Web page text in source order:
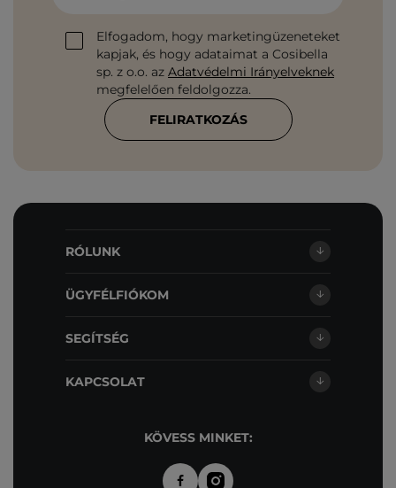
Elfogadom, hogy marketingüzeneteket
kapjak, és hogy adataimat a Cosibella
sp. z o.o. az Adatvédelmi Irányelveknek
megfelelően feldolgozza.
FELIRATKOZÁS
RÓLUNK
ÜGYFÉLFIÓKOM
SEGÍTSÉG
KAPCSOLAT
KÖVESS MINKET: